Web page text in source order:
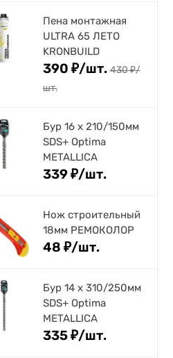
Пена монтажная
ULTRA 65 ЛЕТО
KRONBUILD
390 ₽/шт. 430₽/
шт.
Бур 16 х 210/150мм
SDS+ Optima
METALLICA
339₽/шт.
Нож строительный
18мм РЕМОКОЛОР
48 ₽/шт.
Бур 14 х 310/250мм
SDS+ Optima
METALLICA
335₽/шт.